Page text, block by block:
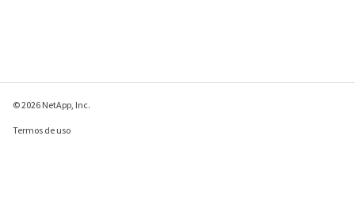
© 2026 NetApp, Inc.
Termos de uso